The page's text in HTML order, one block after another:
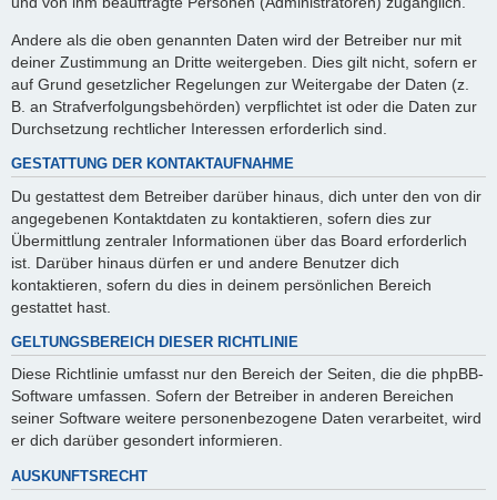
Andere als die oben genannten Daten wird der Betreiber nur mit
deiner Zustimmung an Dritte weitergeben. Dies gilt nicht, sofern er
auf Grund gesetzlicher Regelungen zur Weitergabe der Daten (z.
B. an Strafverfolgungsbehörden) verpflichtet ist oder die Daten zur
Durchsetzung rechtlicher Interessen erforderlich sind.
GESTATTUNG DER KONTAKTAUFNAHME
Du gestattest dem Betreiber darüber hinaus, dich unter den von dir
angegebenen Kontaktdaten zu kontaktieren, sofern dies zur
Übermittlung zentraler Informationen über das Board erforderlich
ist. Darüber hinaus dürfen er und andere Benutzer dich
kontaktieren, sofern du dies in deinem persönlichen Bereich
gestattet hast.
GELTUNGSBEREICH DIESER RICHTLINIE
Diese Richtlinie umfasst nur den Bereich der Seiten, die die phpBB-
Software umfassen. Sofern der Betreiber in anderen Bereichen
seiner Software weitere personenbezogene Daten verarbeitet, wird
er dich darüber gesondert informieren.
AUSKUNFTSRECHT